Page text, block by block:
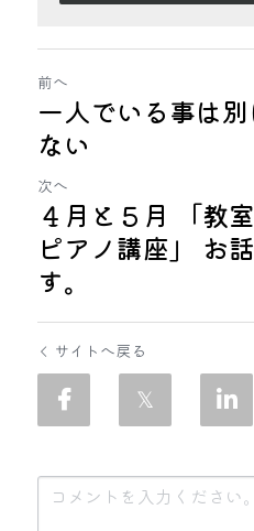
前へ
一人でいる事は
ない
次へ
４月と５月 「教
ピアノ講座」 お
す。
サイトへ戻る